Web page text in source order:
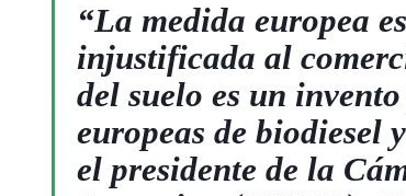
“La medida europea
injustificada al
del suelo es un
europeas de biodiesel
el presidente de la